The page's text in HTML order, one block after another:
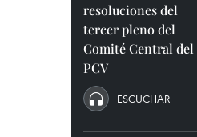
resoluciones del
tercer pleno del
Comité Central del
PCV
ESCUCHAR